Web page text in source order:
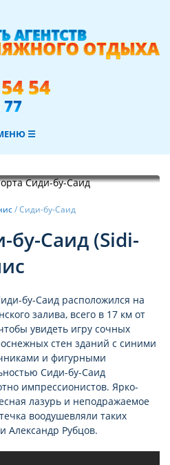
54
77
☰
/Сиди-бу-Саид
Саид (Sidi-
бу-Саид расположился на
залива, всего в 17 км от
увидеть игру сочных
стен зданий с синими
и фигурными
Сиди-бу-Саид
импрессионистов. Ярко-
лазурь и неподражаемое
воодушевляли таких
Александр Рубцов.